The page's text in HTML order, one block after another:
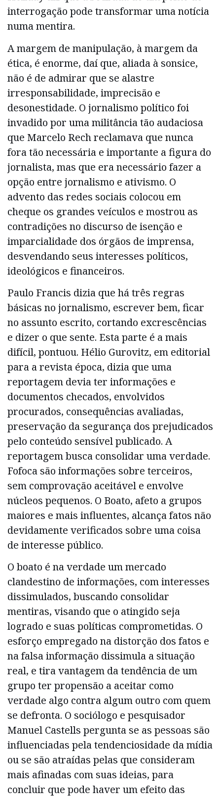
interrogação pode transformar uma notícia
numa mentira.
A margem de manipulação, à margem da
ética, é enorme, daí que, aliada à sonsice,
não é de admirar que se alastre
irresponsabilidade, imprecisão e
desonestidade. O jornalismo político foi
invadido por uma militância tão audaciosa
que Marcelo Rech reclamava que nunca
fora tão necessária e importante a figura do
jornalista, mas que era necessário fazer a
opção entre jornalismo e ativismo. O
advento das redes sociais colocou em
cheque os grandes veículos e mostrou as
contradições no discurso de isenção e
imparcialidade dos órgãos de imprensa,
desvendando seus interesses políticos,
ideológicos e financeiros.
Paulo Francis dizia que há três regras
básicas no jornalismo, escrever bem, ficar
no assunto escrito, cortando excrescências
e dizer o que sente. Esta parte é a mais
difícil, pontuou. Hélio Gurovitz, em editorial
para a revista época, dizia que uma
reportagem devia ter informações e
documentos checados, envolvidos
procurados, consequências avaliadas,
preservação da segurança dos prejudicados
pelo conteúdo sensível publicado. A
reportagem busca consolidar uma verdade.
Fofoca são informações sobre terceiros,
sem comprovação aceitável e envolve
núcleos pequenos. O Boato, afeto a grupos
maiores e mais influentes, alcança fatos não
devidamente verificados sobre uma coisa
de interesse público.
O boato é na verdade um mercado
clandestino de informações, com interesses
dissimulados, buscando consolidar
mentiras, visando que o atingido seja
logrado e suas políticas comprometidas. O
esforço empregado na distorção dos fatos e
na falsa informação dissimula a situação
real, e tira vantagem da tendência de um
grupo ter propensão a aceitar como
verdade algo contra algum outro com quem
se defronta. O sociólogo e pesquisador
Manuel Castells pergunta se as pessoas são
influenciadas pela tendenciosidade da mídia
ou se são atraídas pelas que consideram
mais afinadas com suas ideias, para
concluir que pode haver um efeito das